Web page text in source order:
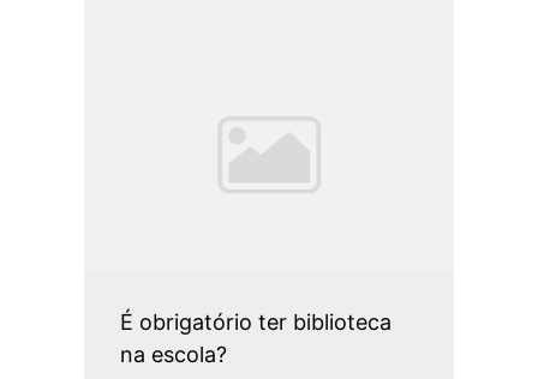
É obrigatório ter biblioteca
na escola?